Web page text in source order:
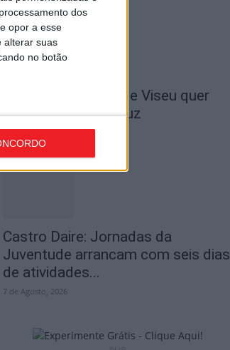
dos
opor a esse
alterar suas
no botão
I Liga: Académico de Viseu quer
travar Benfica na Luz
7 de Agosto, 2026
Castro Daire: Jornadas da
Juventude arrancam com seis dias
de atividades...
7 de Agosto, 2026